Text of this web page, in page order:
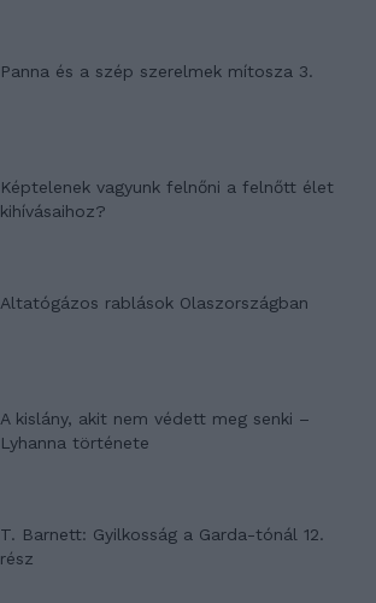
Panna és a szép szerelmek mítosza 3.
Képtelenek vagyunk felnőni a felnőtt élet
kihívásaihoz?
Altatógázos rablások Olaszországban
A kislány, akit nem védett meg senki –
Lyhanna története
T. Barnett: Gyilkosság a Garda-tónál 12.
rész